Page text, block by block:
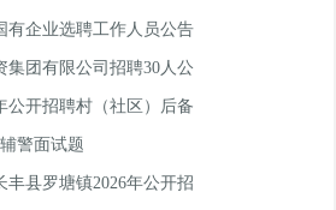
有企业选聘工作人员公告
集团有限公司招聘30人公
公开招聘村（社区）后备
警面试题
丰县罗塘镇2026年公开招